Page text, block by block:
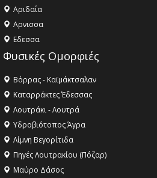
Αριδαία
Aρνισσα
Eδεσσα
Φυσικές Ομορφιές
Βόρρας - Καϊμάκτσαλαν
Καταρράκτες Έδεσσας
Λουτράκι - Λουτρά
Υδροβιότοπος Άγρα
Λίμνη Βεγορίτιδα
Πηγές Λουτρακίου (Πόζαρ)
Μαύρο Δάσος